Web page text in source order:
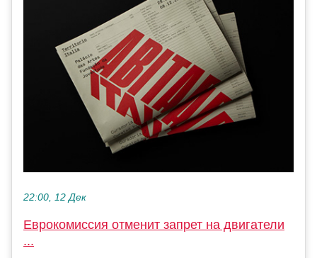
22:00, 12 Дек
Еврокомиссия отменит запрет на двигатели
...